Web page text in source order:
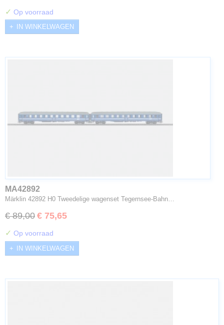
✓ Op voorraad
IN WINKELWAGEN
MA42892
Märklin 42892 H0 Tweedelige wagenset Tegernsee-Bahn…
€ 89,00 € 75,65
✓ Op voorraad
IN WINKELWAGEN